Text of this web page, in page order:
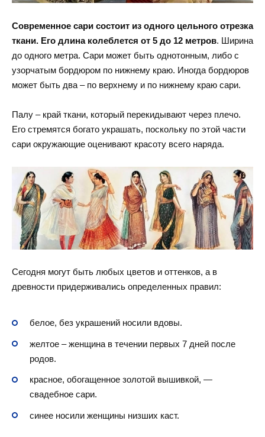
Современное сари состоит из одного цельного отрезка
ткани. Его длина колеблется от 5 до 12 метров. Ширина
до одного метра. Сари может быть однотонным, либо с
узорчатым бордюром по нижнему краю. Иногда бордюров
может быть два – по верхнему и по нижнему краю сари.
Палу – край ткани, который перекидывают через плечо.
Его стремятся богато украшать, поскольку по этой части
сари окружающие оценивают красоту всего наряда.
Сегодня могут быть любых цветов и оттенков, а в
древности придерживались определенных правил:
белое, без украшений носили вдовы.
желтое – женщина в течении первых 7 дней после
родов.
красное, обогащенное золотой вышивкой, —
свадебное сари.
синее носили женщины низших каст.